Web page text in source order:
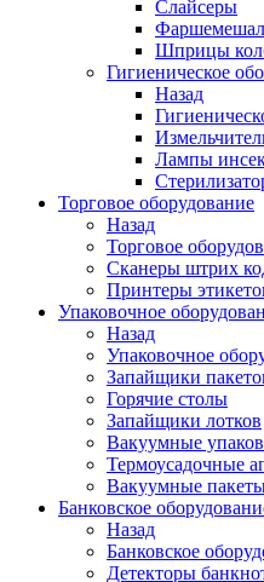
Слайсеры
Шприцы
Гигиеническое
Назад
Лампы
Торговое оборудование
Назад
Торговое
Сканеры штрих
Принтеры
Упаковочное
Назад
Упаковочное
Запайщики
Горячие столы
Запайщики лотков
Вакуумные
Термоусадочные
Вакуумные
Банковское
Назад
Банковское
Детекторы